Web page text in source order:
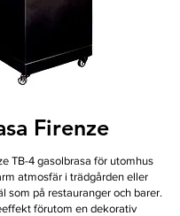
Firenze
TB-4 gasolbrasa för utomhus
atmosfär i trädgården eller
som på restauranger och barer.
förutom en dekorativ